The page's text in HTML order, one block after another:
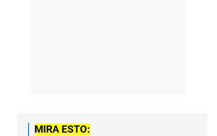
MIRA ESTO: